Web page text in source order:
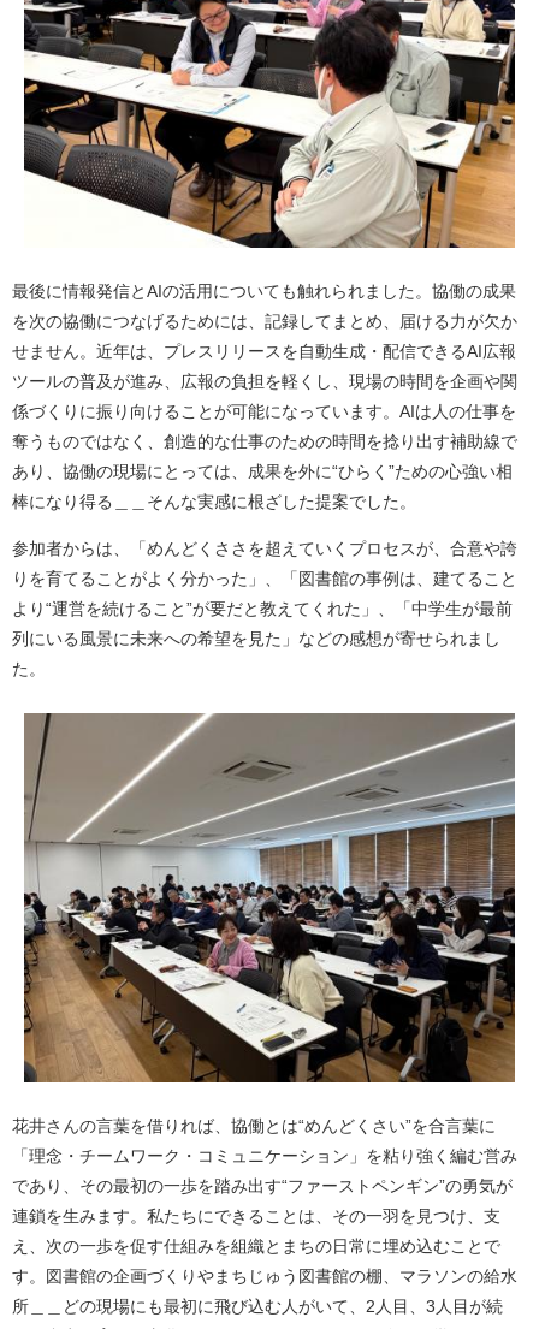
最後に情報発信とAIの活用についても触れられました。協働の成果
を次の協働につなげるためには、記録してまとめ、届ける力が欠か
せません。近年は、プレスリリースを自動生成・配信できるAI広報
ツールの普及が進み、広報の負担を軽くし、現場の時間を企画や関
係づくりに振り向けることが可能になっています。AIは人の仕事を
奪うものではなく、創造的な仕事のための時間を捻り出す補助線で
あり、協働の現場にとっては、成果を外に“ひらく”ための心強い相
棒になり得る＿＿そんな実感に根ざした提案でした。
参加者からは、「めんどくささを超えていくプロセスが、合意や誇
りを育てることがよく分かった」、「図書館の事例は、建てること
より“運営を続けること”が要だと教えてくれた」、「中学生が最前
列にいる風景に未来への希望を見た」などの感想が寄せられまし
た。
花井さんの言葉を借りれば、協働とは“めんどくさい”を合言葉に
「理念・チームワーク・コミュニケーション」を粘り強く編む営み
であり、その最初の一歩を踏み出す“ファーストペンギン”の勇気が
連鎖を生みます。私たちにできることは、その一羽を見つけ、支
え、次の一歩を促す仕組みを組織とまちの日常に埋め込むことで
す。図書館の企画づくりやまちじゅう図書館の棚、マラソンの給水
所＿＿どの現場にも最初に飛び込む人がいて、2人目、3人目が続